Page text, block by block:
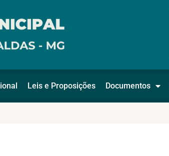
Leis e Proposições Documentos